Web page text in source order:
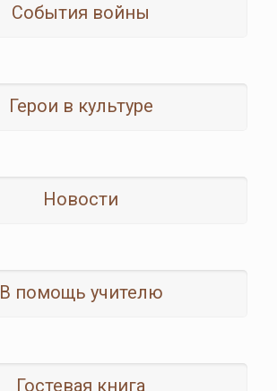
События войны
Герои в культуре
Новости
В помощь учителю
Гостевая книга